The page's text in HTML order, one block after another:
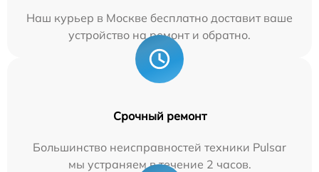
Наш курьер в Москве бесплатно доставит ваше
устройство на ремонт и обратно.
Срочный ремонт
Большинство неисправностей техники Pulsar
мы устраняем в течение 2 часов.